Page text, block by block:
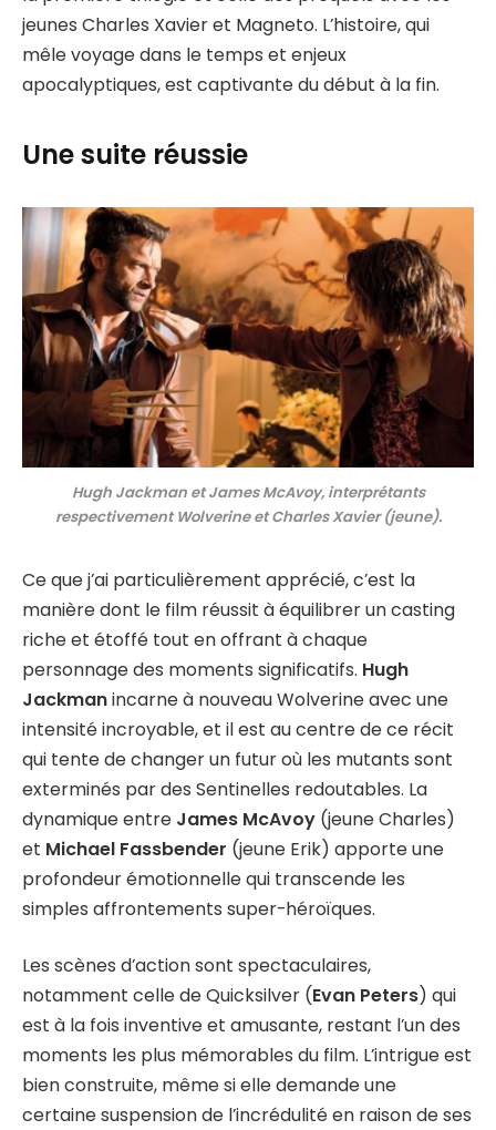
jeunes Charles Xavier et Magneto. L’histoire, qui
mêle voyage dans le temps et enjeux
apocalyptiques, est captivante du début à la fin.
Une suite réussie
Hugh Jackman et James McAvoy, interprétants
respectivement Wolverine et Charles Xavier (jeune).
Ce que j’ai particulièrement apprécié, c’est la
manière dont le film réussit à équilibrer un casting
riche et étoffé tout en offrant à chaque
personnage des moments significatifs. Hugh
Jackmanincarne à nouveau Wolverine avec une
intensité incroyable, et il est au centre de ce récit
qui tente de changer un futur où les mutants sont
exterminés par des Sentinelles redoutables. La
dynamique entre James McAvoy (jeune Charles)
et Michael Fassbender (jeune Erik) apporte une
profondeur émotionnelle qui transcende les
simples affrontements super-héroïques.
Les scènes d’action sont spectaculaires,
notamment celle de Quicksilver (Evan Peters) qui
est à la fois inventive et amusante, restant l’un des
moments les plus mémorables du film. L’intrigue est
bien construite, même si elle demande une
certaine suspension de l’incrédulité en raison de ses